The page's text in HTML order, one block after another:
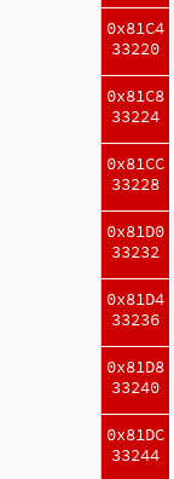
0x81C4
33220
0x81C8
33224
0x81CC
33228
0x81D0
33232
0x81D4
33236
0x81D8
33240
0x81DC
33244